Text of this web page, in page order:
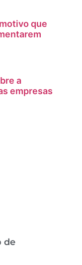
que
a
empresas
de